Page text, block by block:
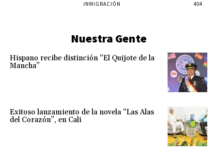
INMIGRACIÓN
404
Nuestra Gente
Hispano recibe distinción “El Quijote de la
Mancha”
Exitoso lanzamiento de la novela “Las Alas
del Corazón”, en Cali